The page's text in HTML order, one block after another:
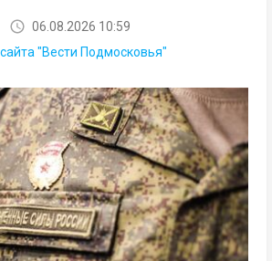
06.08.2026 10:59
"Вести Подмосковья"